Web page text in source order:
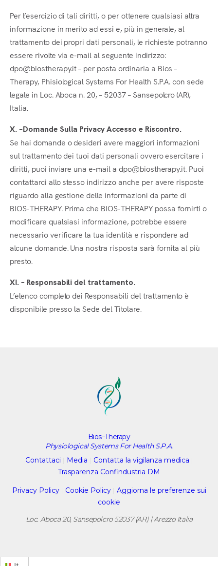
Per l’esercizio di tali diritti, o per ottenere qualsiasi altra
informazione in merito ad essi e, più in generale, al
trattamento dei propri dati personali, le richieste potranno
essere rivolte via e-mail al seguente indirizzo:
dpo@biostherapy.it – per posta ordinaria a Bios –
Therapy, Phisiological Systems For Health S.P.A. con sede
legale in Loc. Aboca n. 20, – 52037 – Sansepolcro (AR),
Italia.
X. –Domande Sulla Privacy Accesso e Riscontro.
Se hai domande o desideri avere maggiori informazioni
sul trattamento dei tuoi dati personali ovvero esercitare i
diritti, puoi inviare una e-mail a dpo@biostherapy.it. Puoi
contattarci allo stesso indirizzo anche per avere risposte
riguardo alla gestione delle informazioni da parte di
BIOS-THERAPY. Prima che BIOS-THERAPY possa fornirti o
modificare qualsiasi informazione, potrebbe essere
necessario verificare la tua identità e rispondere ad
alcune domande. Una nostra risposta sarà fornita al più
presto.
XI. – Responsabili del trattamento.
L’elenco completo dei Responsabili del trattamento è
disponibile presso la Sede del Titolare.
Bios–Therapy
Physiological Systems For Health S.P.A.
Contattaci
Media Contatta la vigilanza medica
Trasparenza Confindustria DM
Privacy Policy| Cookie Policy| Aggiorna le preferenze sui
cookie
Loc. Aboca 20, Sansepolcro 52037 (AR) | Arezzo Italia